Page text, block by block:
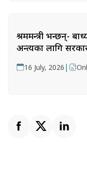
श्रममन्त्री भन्छन्-
अन्त्यका लागि
16 July, 2026 |